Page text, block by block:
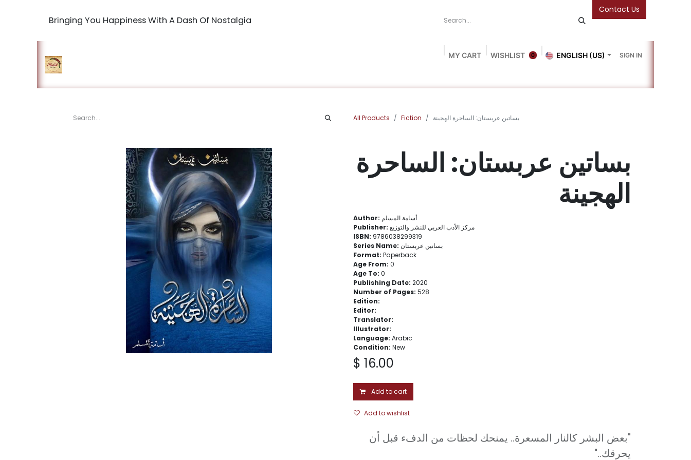
Bringing You Happiness With A Dash Of Nostalgia
Contact Us
MY CART 0
WISHLIST ENGLISH (US) SIGN IN
All Products Fiction بساتين عربستان: الساحرة الهجينة
بساتين عربستان: الساحرة
الهجينة
Author: أسامة المسلم
Publisher: مركز الأدب العربي للنشر والتوزيع
ISBN: 9786038299319
Series Name: بساتين عربستان
Format: Paperback
Age From: 0
Age To: 0
Publishing Date: 2020
Number of Pages: 528
Edition:
Editor:
Translator:
Illustrator:
Language: Arabic
Condition: New
$ 16.00
Add to cart
Add to wishlist
"بعض البشر كالنار المسعرة.. يمنحك لحظات من الدفء قبل أن
يحرقك.."